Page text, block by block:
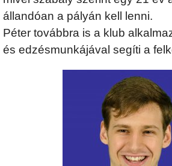
állandóan a pályán kell lenni.
Péter továbbra is a klub
és edzésmunkájával segíti a